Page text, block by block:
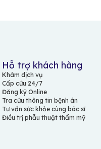
Hỗ trợ khách hàng
Khám dịch vụ
Cấp cứu 24/7
Đăng ký Online
Tra cứu thông tin bệnh án
Tư vấn sức khỏe cùng bác sĩ
Điều trị phẫu thuật thẩm mỹ